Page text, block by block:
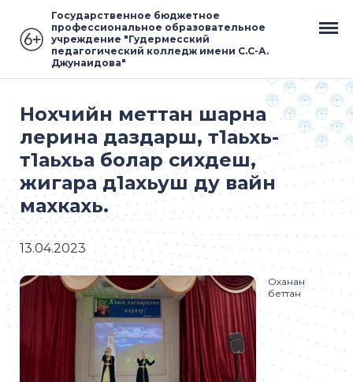
Государственное бюджетное
профессиональное образовательное
учреждение "Гудермесский
педагогический колледж имени С.С-А.
Джунаидова"
Нохчийн меттан шарна
лерина даздарш, т1аьхь-
т1аьхьа болар сихдеш,
жигара д1ахьуш ду вайн
махкахь.
13.04.2023
Оханан
беттан